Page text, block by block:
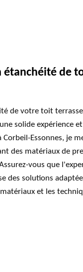
de
de votre toit terrasse
solide expérience
Essonnes, je
des matériaux de
vous que
des solutions
et les